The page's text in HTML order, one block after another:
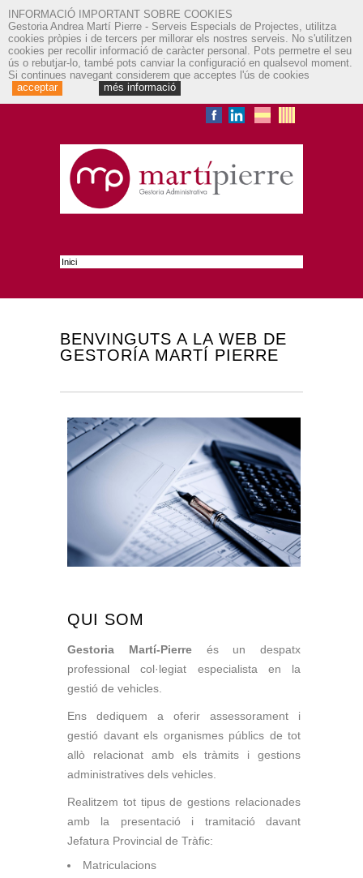
INFORMACIÓ IMPORTANT SOBRE COOKIES
Gestoria Andrea Martí Pierre - Serveis Especials de Projectes, utilitza
cookies pròpies i de tercers per millorar els nostres serveis. No s'utilitzen
cookies per recollir informació de caràcter personal. Pots permetre el seu
ús o rebutjar-lo, també pots canviar la configuració en qualsevol moment.
Si continues navegant considerem que acceptes l'ús de cookies
acceptar
més informació
BENVINGUTS A LA WEB DE
GESTORÍA MARTÍ PIERRE
QUI SOM
Gestoria Martí-Pierreés un despatx
professional col·legiat especialista en la
gestió de vehicles.
Ens dediquem a oferir assessorament i
gestió davant els organismes públics de tot
allò relacionat amb els tràmits i gestions
administratives dels vehicles.
Realitzem tot tipus de gestions relacionades
amb la presentació i tramitació davant
Jefatura Provincial de Tràfic:
Matriculacions